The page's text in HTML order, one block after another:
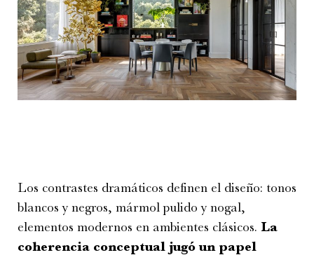
Los contrastes dramáticos definen el diseño: tonos
blancos y negros, mármol pulido y nogal,
elementos modernos en ambientes clásicos. La
coherencia conceptual jugó un papel